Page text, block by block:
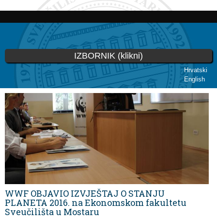
Skoči
glavni
sadržaj
Hrvatski
English
IZBORNIK (klikni)
Vi ste ovdje
WWF OBJAVIO IZVJEŠTAJ O STANJU
PLANETA 2016. na Ekonomskom fakultetu
Sveučilišta u Mostaru